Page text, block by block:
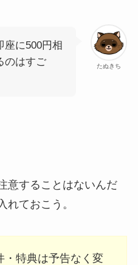
たぬきち
座に500円相
のはすご
意することはないんだ
れておこう。
・特典は予告なく変